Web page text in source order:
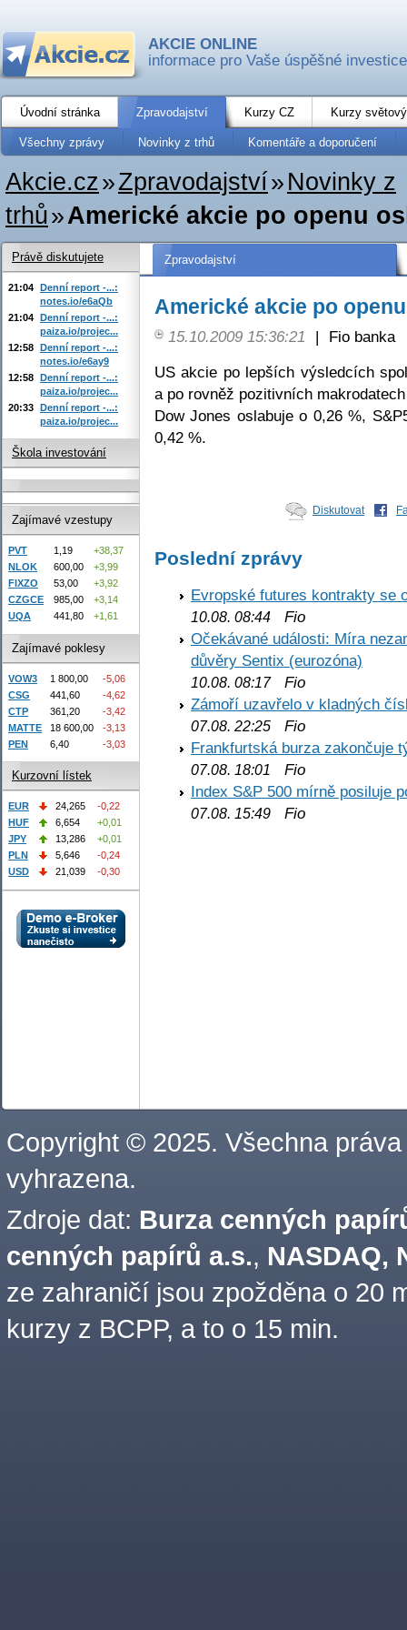
AKCIE ONLINE
informace pro Vaše úspěšné investice
Úvodní stránka Zpravodajství Kurzy CZ Kurzy
Všechny zprávy Novinky z trhů Komentáře a doporučení
Akcie.cz»Zpravodajství» Novinky z
trhů»Americké akcie po openu
Zpravodajství
Americké akcie po
15.10.2009 15:36:21 |
Fio banka
US akcie po lepších výsledcích
a po rovněž pozitivních
Dow Jones oslabuje o 0,26 %,
0,42 %.
Diskutovat
Poslední zprávy
Evropské futures kontrakty se
10.08. 08:44 Fio
Očekávané události: Míra
důvěry Sentix (eurozóna)
10.08. 08:17Fio
Zámoří uzavřelo v kladných
07.08. 22:25 Fio
Frankfurtská burza zakončuje
07.08. 18:01
Fio
Index S&P 500 mírně posiluje
07.08. 15:49 Fio
Právě diskutujete
21:04 Denní report -...:
notes.io/e6aQb
21:04 Denní report -...:
paiza.io/projec...
12:58 Denní report -...:
notes.io/e6ay9
12:58 Denní report -...:
paiza.io/projec...
20:33 Denní report -...:
paiza.io/projec...
Škola investování
Zajímavé vzestupy
PVT 1,19
+38,37
NLOK
600,00
+3,99
FIXZO
53,00
+3,92
CZGCE
985,00
+3,14
UQA
441,80 +1,61
Zajímavé poklesy
VOW3 1 800,00
-5,06
CSG
441,60
-4,62
CTP
361,20
-3,42
MATTE
18 600,00
-3,13
PEN
6,40 -3,03
Kurzovní lístek
EUR 24,265
-0,22
HUF
6,654
+0,01
JPY
13,286
+0,01
PLN
5,646
-0,24
USD
21,039 -0,30
Copyright © 2025. Všechna práva
vyhrazena.
Zdroje dat: Burza cenných
cenných papírů a.s., NASDAQ,
ze zahraničí jsou zpožděna o 20
kurzy z BCPP, a to o 15 min.